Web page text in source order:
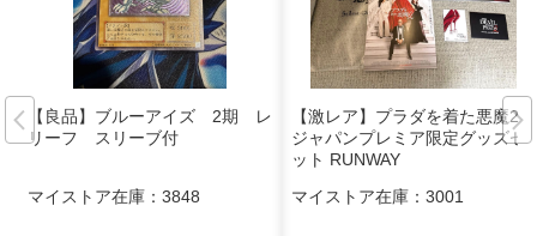
【良品】ブルーアイズ 2期 レ
リーフ スリーブ付
マイストア在庫： 3848
【激レア】プラダを着た悪魔2
ジャパンプレミア限定グッズセ
ット RUNWAY
マイストア在庫： 3001